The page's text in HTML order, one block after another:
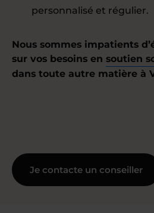
personnalisé et régulier.
Nous sommes impatients
sur vos besoins en soutien
dans toute autre matière à
Je contacte un conseiller